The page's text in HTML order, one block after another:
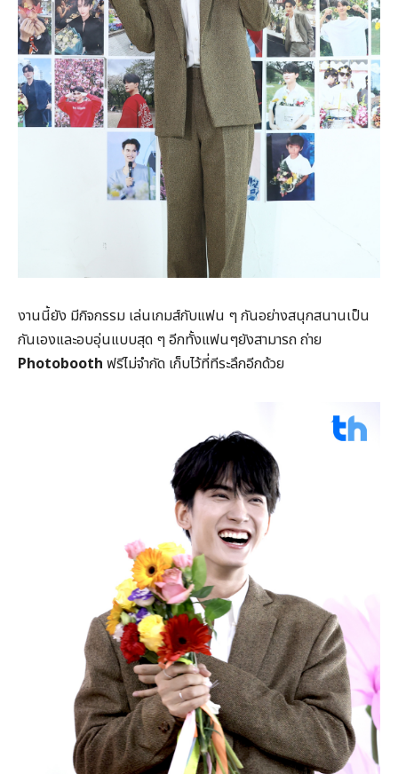
งานนี้ยัง มีกิจกรรม เล่นเกมส์กับแฟน ๆ กันอย่างสนุกสนานเป็น
กันเองและอบอุ่นแบบสุด ๆ อีกทั้งแฟนๆยังสามารถ ถ่าย
Photobooth ฟรีไม่จำกัด เก็บไว้ที่ทีระลึกอีกด้วย